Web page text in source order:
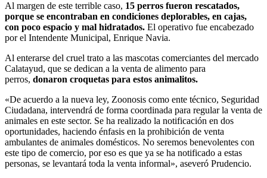
Al margen de este terrible caso, 15 perros fueron rescatados,
porque se encontraban en condiciones deplorables, en cajas,
con poco espacio y mal hidratados. El operativo fue encabezado
por el Intendente Municipal, Enrique Navia.
Al enterarse del cruel trato a las mascotas comerciantes del mercado
Calatayud, que se dedican a la venta de alimento para
perros, donaron croquetas para estos animalitos.
«De acuerdo a la nueva ley, Zoonosis como ente técnico, Seguridad
Ciudadana, intervendrá de forma coordinada para regular la venta de
animales en este sector. Se ha realizado la notificación en dos
oportunidades, haciendo énfasis en la prohibición de venta
ambulantes de animales domésticos. No seremos benevolentes con
este tipo de comercio, por eso es que ya se ha notificado a estas
personas, se levantará toda la venta informal», aseveró Prudencio.